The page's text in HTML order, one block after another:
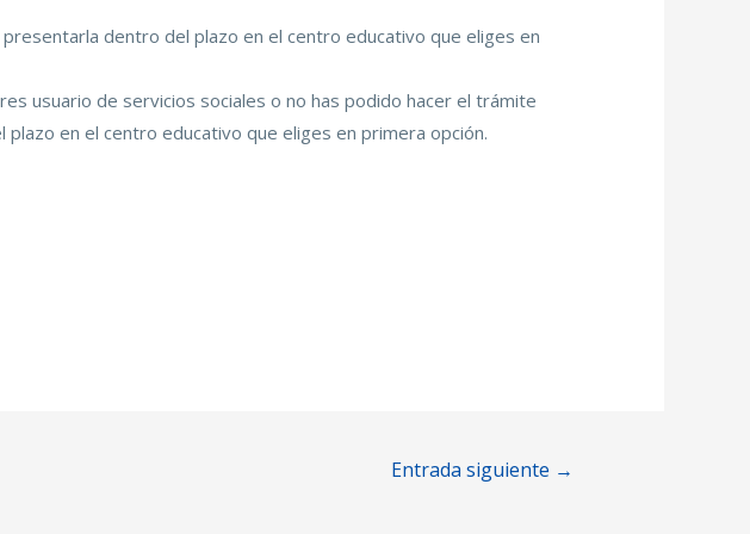
dentro del plazo en el centro educativo que eliges en
usuario de servicios sociales o no has podido hacer el trámite
en el centro educativo que eliges en primera opción.
Entrada siguiente →